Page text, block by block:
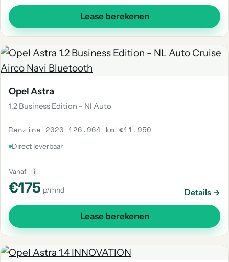
Lease berekenen
Opel Astra
1.2 Business Edition - Nl Auto
Benzine | 2020 | 126.964 km |€11.950
Direct leverbaar
Vanaf i
€175 p/mnd Details →
Lease berekenen